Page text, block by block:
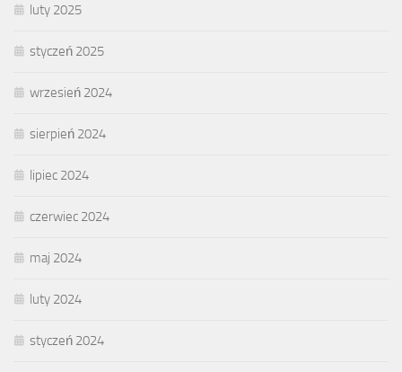
luty 2025
styczeń 2025
wrzesień 2024
sierpień 2024
lipiec 2024
czerwiec 2024
maj 2024
luty 2024
styczeń 2024